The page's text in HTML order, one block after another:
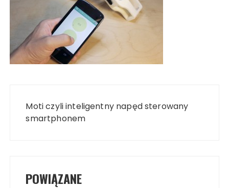
wpisu
Moti czyli inteligentny napęd sterowany
smartphonem
POWIĄZANE